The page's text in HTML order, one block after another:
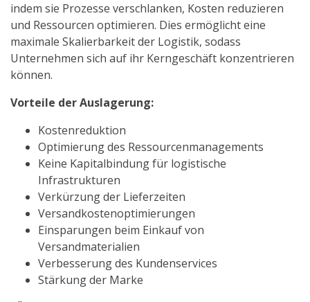
indem sie Prozesse verschlanken, Kosten reduzieren
und Ressourcen optimieren. Dies ermöglicht eine
maximale Skalierbarkeit der Logistik, sodass
Unternehmen sich auf ihr Kerngeschäft konzentrieren
können.
Vorteile der Auslagerung:
Kostenreduktion
Optimierung des Ressourcenmanagements
Keine Kapitalbindung für logistische
Infrastrukturen
Verkürzung der Lieferzeiten
Versandkostenoptimierungen
Einsparungen beim Einkauf von
Versandmaterialien
Verbesserung des Kundenservices
Stärkung der Marke